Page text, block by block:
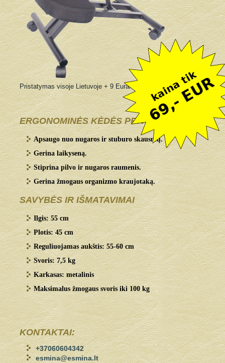
Pristatymas visoje Lietuvoje + 9 Eurai
ERGONOMINĖS KĖDĖS PRIVALUMAI:
Apsaugo nuo nugaros ir stuburo skausmų.
Gerina laikyseną.
Stiprina pilvo ir nugaros raumenis.
Gerina žmogaus organizmo kraujotaką.
SAVYBĖS IR IŠMATAVIMAI
Ilgis: 55 cm
Plotis: 45 cm
Reguliuojamas aukštis: 55-60 cm
Svoris: 7,5 kg
Karkasas: metalinis
Maksimalus žmogaus svoris iki 100 kg
KONTAKTAI:
+37060604342
esmina@esmina.lt